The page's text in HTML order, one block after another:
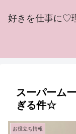
好きを仕事に♡
スーパーム
ぎる件☆
お役立ち情報